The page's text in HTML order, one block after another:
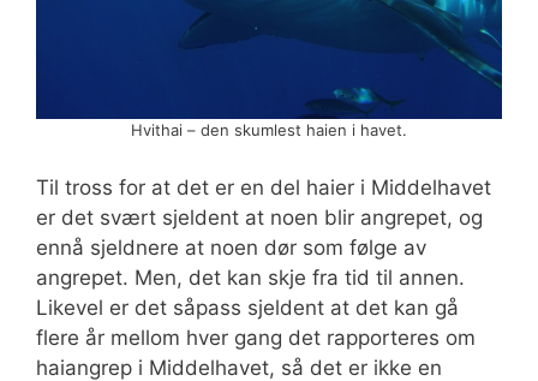
Hvithai – den skumlest haien i havet.
Til tross for at det er en del haier i Middelhavet
er det svært sjeldent at noen blir angrepet, og
ennå sjeldnere at noen dør som følge av
angrepet. Men, det kan skje fra tid til annen.
Likevel er det såpass sjeldent at det kan gå
flere år mellom hver gang det rapporteres om
haiangrep i Middelhavet, så det er ikke en